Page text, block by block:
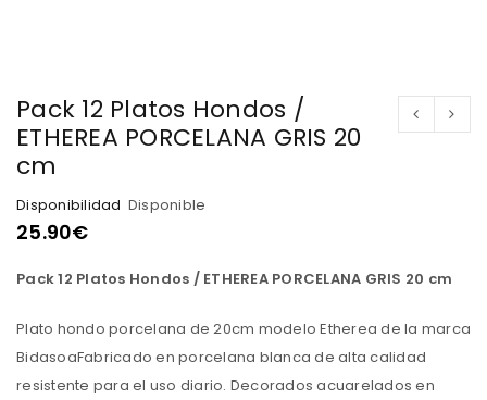
Pack 12 Platos Hondos /
ETHEREA PORCELANA GRIS 20
cm
Disponibilidad Disponible
25.90€
Pack 12 Platos Hondos / ETHEREA PORCELANA GRIS 20 cm
Plato hondo porcelana de 20cm modelo Etherea de la marca
BidasoaFabricado en porcelana blanca de alta calidad
resistente para el uso diario. Decorados acuarelados en